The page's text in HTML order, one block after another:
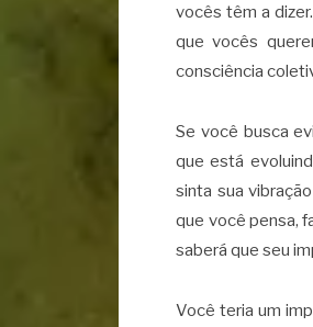
vocês têm a
que vocês
consciência
Se você busca
que está
sinta sua
que você pensa,
saberá que seu
Você teria um